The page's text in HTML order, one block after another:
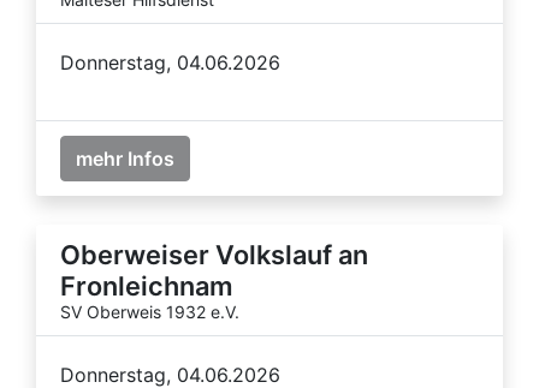
Donnerstag, 04.06.2026
mehr Infos
Oberweiser Volkslauf an
Fronleichnam
SV Oberweis 1932 e.V.
Donnerstag, 04.06.2026